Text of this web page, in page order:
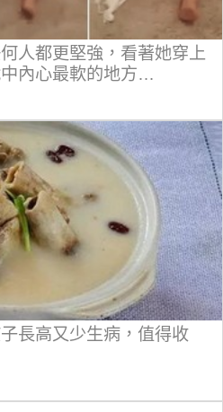
人都更堅強，看著她穿上
內心最軟的地方…
長高又少生病，值得收